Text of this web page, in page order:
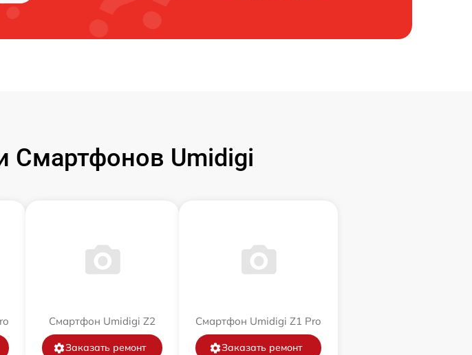
Смартфонов Umidigi
Смартфон Umidigi Z2
Заказать ремонт
Смартфон Umidigi Z1 Pro
Заказать ремонт